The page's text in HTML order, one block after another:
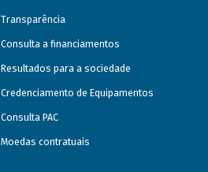
Transparência
Consulta a financiamentos
Resultados para a sociedade
Credenciamento de Equipamentos
Consulta PAC
Moedas contratuais